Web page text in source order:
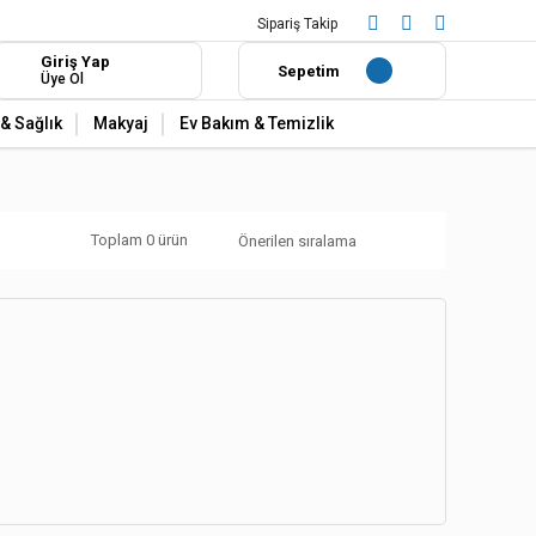
Sipariş Takip
Giriş Yap
Üye Ol Sepetim
Sağlık Makyaj Ev Bakım & Temizlik
Toplam 0 ürün